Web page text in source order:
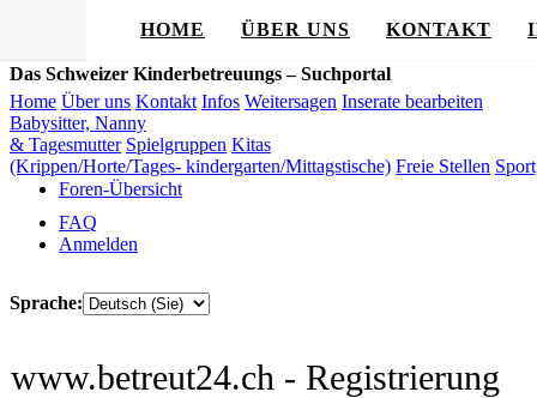
HOME ÜBER UNS KONTAKT
Das Schweizer Kinderbetreuungs – Suchportal
Home Über uns Kontakt Infos Weitersagen Inserate bearbeiten
Babysitter, Nanny
& Tagesmutter Spielgruppen Kitas
(Krippen/Horte/Tages- kindergarten/Mittagstische) Freie Stellen
Foren-Übersicht
FAQ
Anmelden
Sprache:
www.betreut24.ch - Registrierung